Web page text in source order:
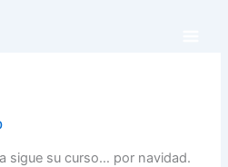
sigue su curso… por navidad.